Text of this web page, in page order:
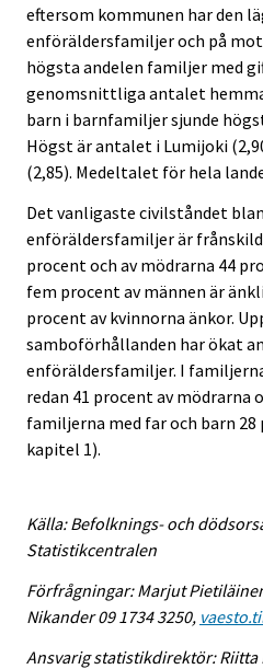
eftersom kommunen har den
enföräldersfamiljer och på
högsta andelen familjer med
genomsnittliga antalet
barn i barnfamiljer sjunde
Högst är antalet i Lumijoki
(2,85). Medeltalet för hela
Det vanligaste civilståndet
enföräldersfamiljer är
procent och av mödrarna 44
fem procent av männen är
procent av kvinnorna änkor.
samboförhållanden har ökat
enföräldersfamiljer. I
redan 41 procent av mödrarna
familjerna med far och barn
kapitel 1).
Källa: Befolknings- och
Statistikcentralen
Förfrågningar: Marjut
Nikander 09 1734 3250,
Ansvarig statistikdirektör: Riitta